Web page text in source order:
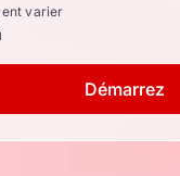
varier
Démarrez